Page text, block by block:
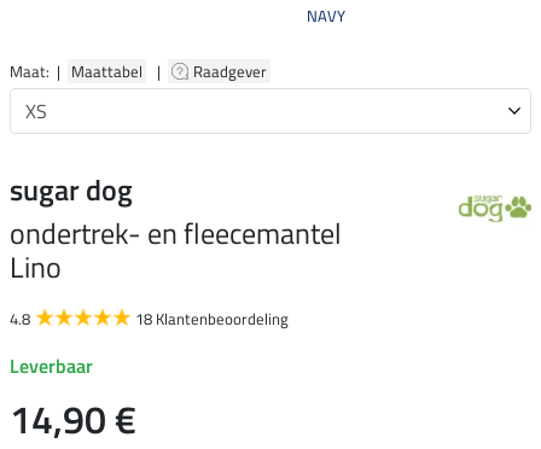
NAVY
Maat: | Maattabel | Raadgever
sugar dog
ondertrek- en fleecemantel
Lino
4.8 18 Klantenbeoordeling
Leverbaar
14,90 €